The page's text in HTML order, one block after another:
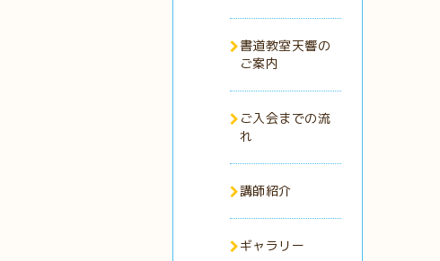
書道教室天響の
ご案内
ご入会までの流
れ
講師紹介
ギャラリー